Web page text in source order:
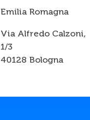
Emilia Romagna
Via Alfredo Calzoni,
1/3
40128 Bologna